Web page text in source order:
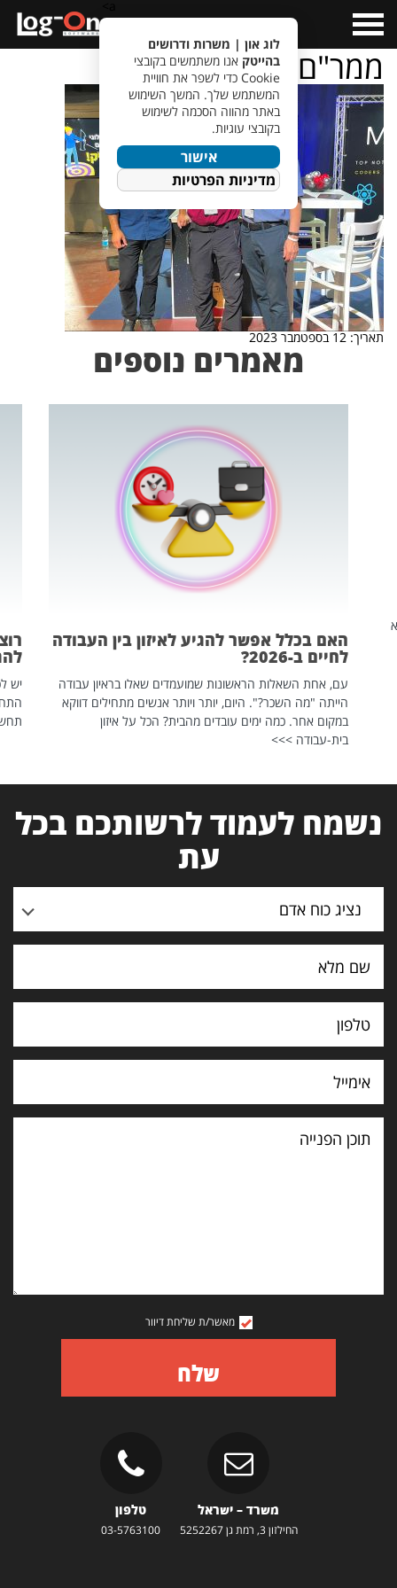
Menu
ממר"ם
תאריך: 12 בספטמבר 2023
מאמרים נוספים
האם בכלל אפשר להגיע לאיזון בין העבודה
לחיים ב-2026?
עם, אחת השאלות הראשונות שמועמדים שאלו בראיון עבודה
הייתה "מה השכר?". היום, יותר ויותר אנשים מתחילים דווקא
במקום אחר. כמה ימים עובדים מהבית? הכל על איזון
בית-עבודה >>>
יש
נשמח לעמוד לרשותכם בכל
עת
נציג כוח אדם
תוכן
הפנייה
מאשר/ת שליחת דיוור
שלח
משרד – ישראל
החילזון 3, רמת גן 5252267
טלפון
03-5763100
לוג און | משרות ודרושים
בהייטק אנו משתמשים בקובצי
Cookie כדי לשפר את חוויית
המשתמש שלך. המשך השימוש
באתר מהווה הסכמה לשימוש
בקובצי עוגיות.
אישור
מדיניות הפרטיות